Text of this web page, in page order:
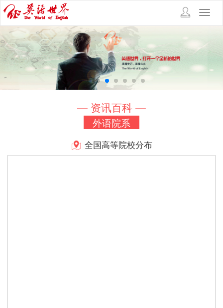
— 资讯百科 —
外语院系
全国高等院校分布